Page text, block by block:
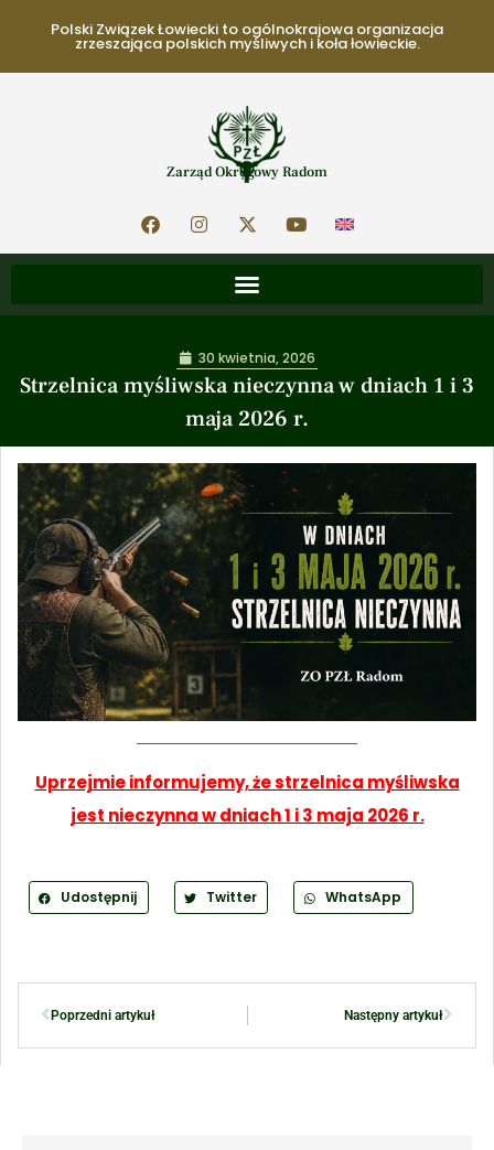
Polski Związek Łowiecki to ogólnokrajowa organizacja
zrzeszająca polskich myśliwych i koła łowieckie.
Zarząd Okręgowy Radom
Strzelnica myśliwska nieczynna w dniach 1 i 3
maja 2026 r.
30 kwietnia, 2026
Uprzejmie informujemy, że strzelnica myśliwska
jest nieczynna w dniach 1 i 3 maja 2026 r.
Udostępnij Twitter WhatsApp
Poprzedni artykuł Następny artykuł